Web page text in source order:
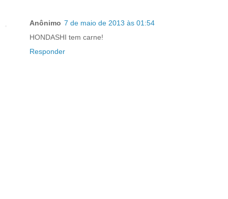
Anônimo 7 de maio de 2013 às 01:54
HONDASHI tem carne!
Responder